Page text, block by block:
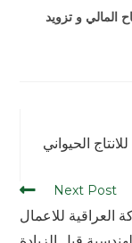
المالي و تزويد
الحيواني
Next Post
العراقية للاعمال